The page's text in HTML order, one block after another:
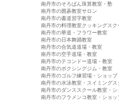
南丹市のそろばん珠算教室・塾
南丹市の囲碁教室サロン
南丹市の書道習字教室
南丹市の料理教室クッキングスク
南丹市の華道・フラワー教室
南丹市の日本舞踊教室
南丹市の合気道道場・教室
南丹市の空手道場・教室
南丹市のテコンドー道場・教室
南丹市のボクシングジム・教室
南丹市のゴルフ練習場・ショップ
南丹市の水泳教室・スイミングス
南丹市のダンススクール教室・シ
南丹市のフラメンコ教室・ショッ